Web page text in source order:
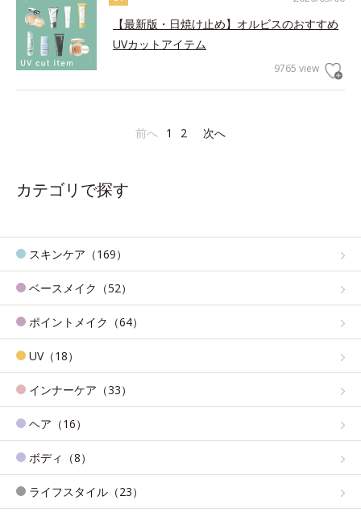
【最新版・日焼け止め】オルビスのおすすめ
UVカットアイテム
9765 view
前へ 1 2 次へ
カテゴリで探す
スキンケア（169）
ベースメイク（52）
ポイントメイク（64）
UV（18）
インナーケア（33）
ヘア（16）
ボディ（8）
ライフスタイル（23）